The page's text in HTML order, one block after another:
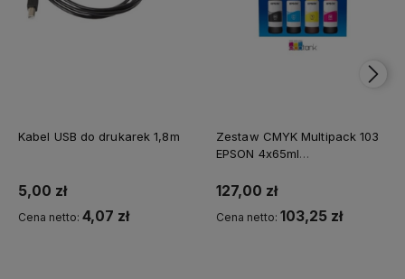
Kabel USB do drukarek 1,8m
5,00 zł
Cena netto: 4,07 zł
Zestaw CMYK Multipack 103
EPSON 4x65ml
EPSON* Natychmiastowa
127,00 zł
Cena netto: 103,25 zł